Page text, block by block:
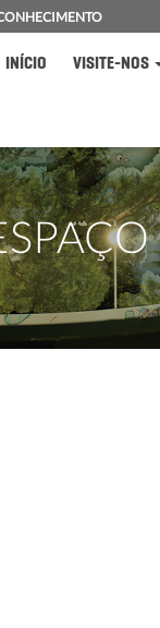
INÍCIO VISITE-NOS